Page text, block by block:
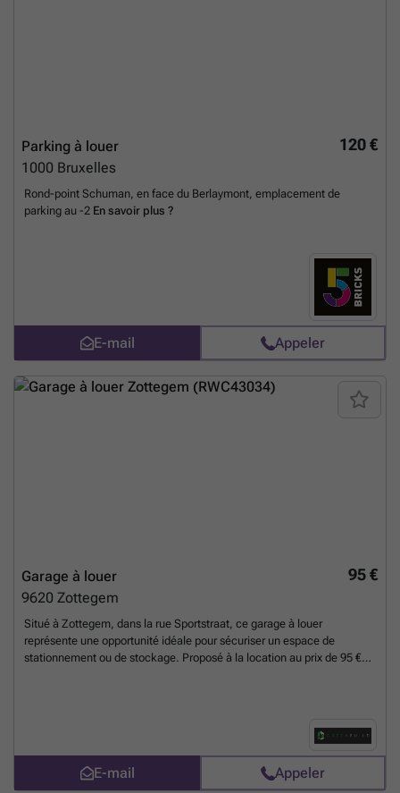
120 €
Parking à louer
1000 Bruxelles
Rond-point Schuman, en face du Berlaymont, emplacement de
parking au -2 En savoir plus ?
E-mail Appeler
95 €
Garage à louer
9620 Zottegem
Situé à Zottegem, dans la rue Sportstraat, ce garage à louer
représente une opportunité idéale pour sécuriser un espace de
stationnement ou de stockage. Proposé à la location au prix de 95 €
€, assurant la tranquillité tant pour le locataire que pour le propriétaire.
Cette location se distingue par sa simplicité et son efficacité,
répondant parfaitement aux besoins des particuliers ou professionnels
cherchant un espace fermé et accessible. L’emplacement à
E-mail Appeler